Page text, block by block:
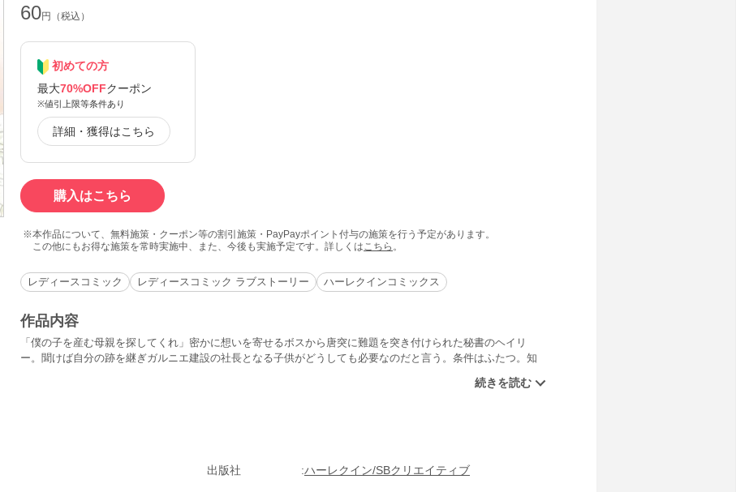
60円（税込）
初めての方
最大70%OFFクーポン
※値引上限等条件あり
詳細・獲得はこちら
購入はこちら
本作品について、無料施策・クーポン等の割引施策・PayPayポイント付与の施策を行う予定があります。
この他にもお得な施策を常時実施中、また、今後も実施予定です。詳しくは こちら 。
レディースコミック レディースコミック ラブストーリー ハーレクインコミックス
作品内容
「僕の子を産む母親を探してくれ」密かに想いを寄せるボスから唐突に難題を突き付けられた秘書のヘイリ
ー。聞けば自分の跡を継ぎガルニエ建設の社長となる子供がどうしても必要なのだと言う。条件はふたつ。知
を見つけてしまったらしい。「条件どおりの女性がいたんだ。」いやよ、聞きたくないわ！ しかし返ってきた
出版社 ハーレクイン/SBクリエイティブ